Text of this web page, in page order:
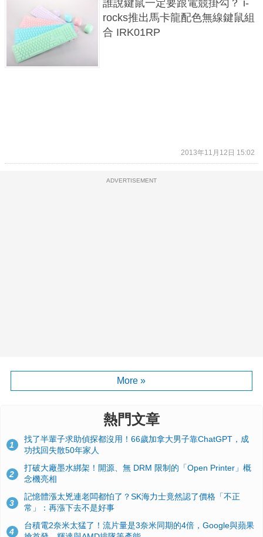
誰說鍵鼠一定要跟電競掛勾？ i-
rocks推出馬卡龍配色無線鍵鼠組
合 IRK01RP
2013年11月12日 15:02
ADVERTISEMENT
More »
熱門文章
1
找了半輩子求助偵探都沒用！66歲加拿大男子靠ChatGPT，成
功找回失散50年家人
2
打破大廠墨水綁架！開源、無 DRM 限制的「Open Printer」概
念機亮相
3
記憶體漲太兇連老闆都怕了？SK海力士竟然認了價格「不正
常」：再漲下去不是好事
4
台積電2奈米太猛了！流片量是3奈米同期的4倍，Google與蘋果